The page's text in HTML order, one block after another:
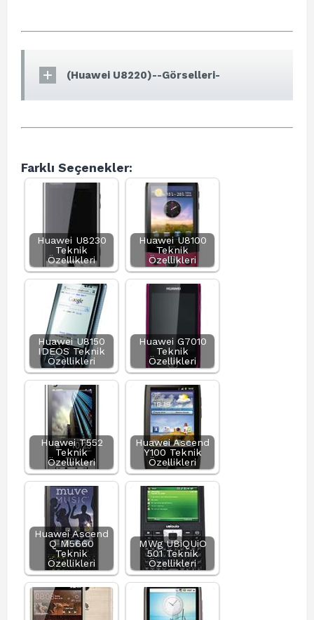
(Huawei U8220)--Görselleri-
Farklı Seçenekler:
Huawei U8230
Teknik
Özellikleri
Huawei U8100
Teknik
Özellikleri
Huawei U8150
IDEOS Teknik
Özellikleri
Huawei G7010
Teknik
Özellikleri
Huawei T552
Teknik
Özellikleri
Huawei Ascend
Y100 Teknik
Özellikleri
Huawei Ascend
Q M5660
Teknik
Özellikleri
MWg UBiQUiO
501 Teknik
Özellikleri